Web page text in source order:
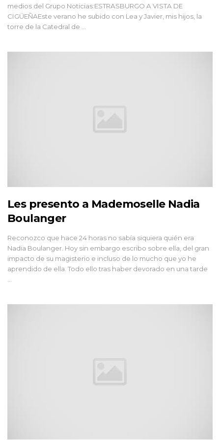
medios del Grupo Noticias:ESTRASBURGO A VISTA DE
CIGÜEÑAEste verano he subido con Lea y Javier, mis hijos, la
torre de la Catedral de ...
Les presento a Mademoselle Nadia
Boulanger
Reconozco que hace 24 horas no sabía siquiera quién era
Nadia Boulanger. Hoy sin embargo escribo sobre ella, del gran
impacto de su magisterio e incluso de lo mucho que yo he
aprendido de ella. Todo ello tras haber devorado en una tarde